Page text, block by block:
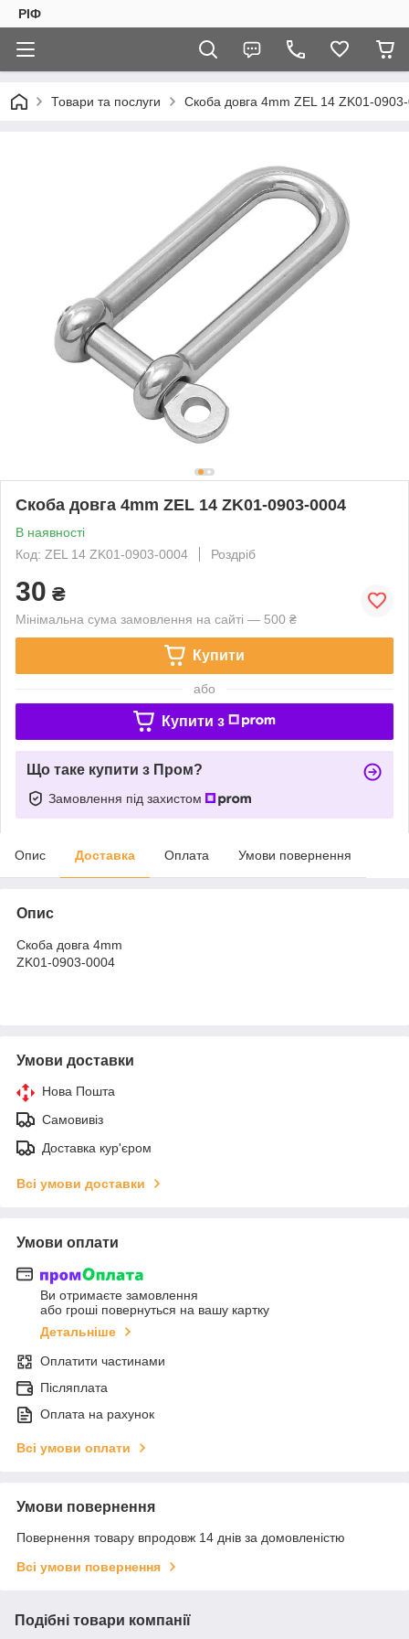
РІФ
Товари та послуги Скоба довга 4mm ZEL 14 ZK01-
Скоба довга 4mm ZEL 14 ZK01-0903-0004
В наявності
Код: ZEL 14 ZK01-0903-0004
Роздріб
30 ₴
Мінімальна сума замовлення на сайті — 500 ₴
Купити
або
Купити з
Що таке купити з Пром?
Замовлення під захистом
Опис Доставка Оплата Умови повернення
Опис
Скоба довга 4mm
ZK01-0903-0004
Умови доставки
Нова Пошта
Самовивіз
Доставка кур'єром
Всі умови доставки
Умови оплати
Ви отримаєте замовлення
або гроші повернуться на вашу картку
Детальніше
Оплатити частинами
Післяплата
Оплата на рахунок
Всі умови оплати
Умови повернення
Повернення товару впродовж 14 днів за домовленістю
Всі умови повернення
Подібні товари компанії